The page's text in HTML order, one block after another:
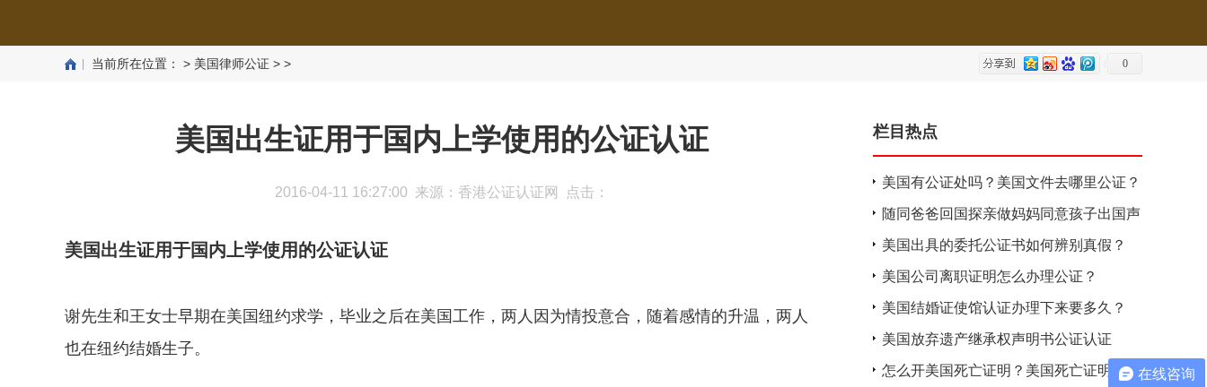
0
当前所在位置： > 美国律师公证 > >
美国出生证用于国内上学使用的公证认证
2016-04-11 16:27:00 来源：香港公证认证网 点击：
美国出生证用于国内上学使用的公证认证
谢先生和王女士早期在美国纽约求学，毕业之后在美国工作，两人因为情投意合，随着感情的升温，两人
也在纽约结婚生子。
栏目热点
美国有公证处吗？美国文件去哪里公证？
随同爸爸回国探亲做妈妈同意孩子出国声
明书公证
美国出具的委托公证书如何辨别真假？
美国公司离职证明怎么办理公证？
美国结婚证使馆认证办理下来要多久？
美国放弃遗产继承权声明书公证认证
怎么开美国死亡证明？美国死亡证明公证在线咨询